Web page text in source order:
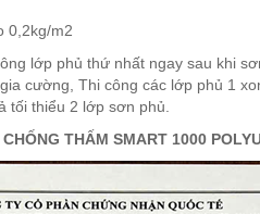
0,2kg/m2
lớp phủ thứ nhất ngay sau khi
cường, Thi công các lớp phủ 1
tối thiểu 2 lớp sơn phủ.
THẤM SMART 1000